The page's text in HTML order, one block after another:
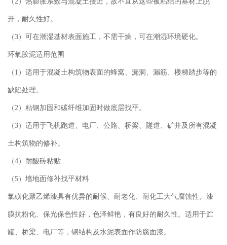
开，耐久性好。
（3）可在潮湿基材表面施工，不需干燥，可在潮湿环境硬化。
环氧胶泥适用范围
（1）适用于混凝土构筑物表面的蜂窝、漏洞、漏筋、楼梯踏步等的
缺陷处理。
（2）粘钢加固和碳纤维加固时做底层找平。
（3）适用于飞机跑道、电厂、公路、桥梁、隧道、矿井及所有混凝
土构筑物的修补。
（4）耐酸砖粘贴 .
（5）墙地面修补找平材料
氯磺化聚乙烯漆具有优异的耐候、耐老化、耐化工大气腐蚀性。漆
膜抗粉化、保光保色性好，色泽鲜艳，有良好的耐久性。适用于贮
罐、桥梁、电厂等，钢结构及水泥表面作防腐面漆。